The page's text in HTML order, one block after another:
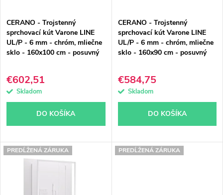
p
r
o
d
u
t
o
r
o
d
u
t
o
CERANO - Trojstenný
sprchovací kút Varone LINE
UL/P - 6 mm - chróm, mliečne
sklo - 160x100 cm - posuvný
€602,51
Skladom
DO KOŠÍKA
CERANO - Trojstenný
sprchovací kút Varone LINE
UL/P - 6 mm - chróm, mliečne
sklo - 160x90 cm - posuvný
€584,75
Skladom
DO KOŠÍKA
PREDĹŽENÁ ZÁRUKA PREDĹŽENÁ ZÁRUKA